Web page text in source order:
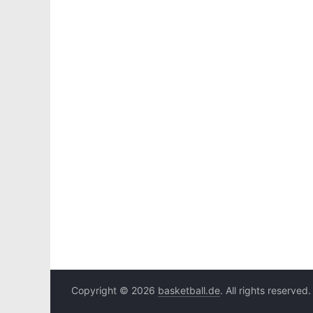
Copyright © 2026 basketball.de. All rights reserved.